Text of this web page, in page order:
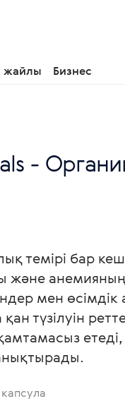
жайлы Бизнес
-
темірі бар
және
мен өсімдік
түзілуін
етеді,